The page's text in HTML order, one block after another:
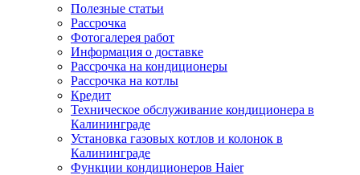
Полезные статьи
Рассрочка
Фотогалерея работ
Информация о доставке
Рассрочка на кондиционеры
Рассрочка на котлы
Кредит
Техническое обслуживание кондиционера в
Калининграде
Установка газовых котлов и колонок в
Калининграде
Функции кондиционеров Haier